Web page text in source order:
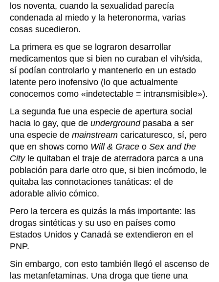
los noventa, cuando la sexualidad parecía
condenada al miedo y la heteronorma, varias
cosas sucedieron.
La primera es que se lograron desarrollar
medicamentos que si bien no curaban el vih/sida,
sí podían controlarlo y mantenerlo en un estado
latente pero inofensivo (lo que actualmente
conocemos como «indetectable = intransmisible»).
La segunda fue una especie de apertura social
hacia lo gay, que de undergroundpasaba a ser
una especie de mainstream caricaturesco, sí, pero
que en shows como Will & Grace o Sex and the
Cityle quitaban el traje de aterradora parca a una
población para darle otro que, si bien incómodo, le
quitaba las connotaciones tanáticas: el de
adorable alivio cómico.
Pero la tercera es quizás la más importante: las
drogas sintéticas y su uso en países como
Estados Unidos y Canadá se extendieron en el
PNP.
Sin embargo, con esto también llegó el ascenso de
las metanfetaminas. Una droga que tiene una